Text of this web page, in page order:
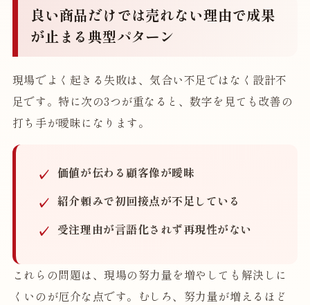
良い商品だけでは売れない理由で成果
が止まる典型パターン
現場でよく起きる失敗は、気合い不足ではなく設計不
足です。特に次の3つが重なると、数字を見ても改善の
打ち手が曖昧になります。
価値が伝わる顧客像が曖昧
紹介頼みで初回接点が不足している
受注理由が言語化されず再現性がない
これらの問題は、現場の努力量を増やしても解決しに
くいのが厄介な点です。むしろ、努力量が増えるほど